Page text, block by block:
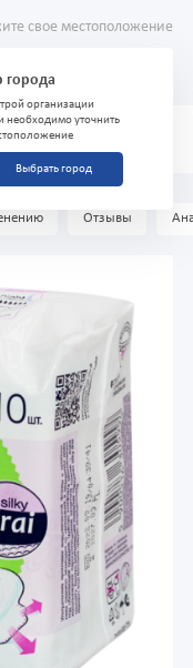
свое местоположение
города
организации
необходимо уточнить
Выбрать город
Green №10
Отзывы